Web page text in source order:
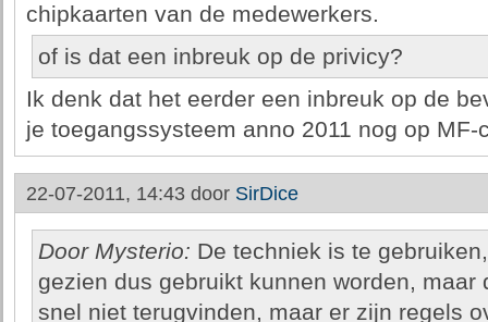
chipkaarten van de medewerkers.
of is dat een inbreuk op de privicy?
Ik denk dat het eerder een inbreuk op de
je toegangssysteem anno 2011 nog op
22-07-2011, 14:43 door SirDice
Door Mysterio: De techniek is te
gezien dus gebruikt kunnen worden, maar
snel niet terugvinden, maar er zijn regels